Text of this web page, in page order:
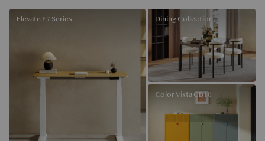
Elevate E7 Series Dining Collection
Color Vista CB10